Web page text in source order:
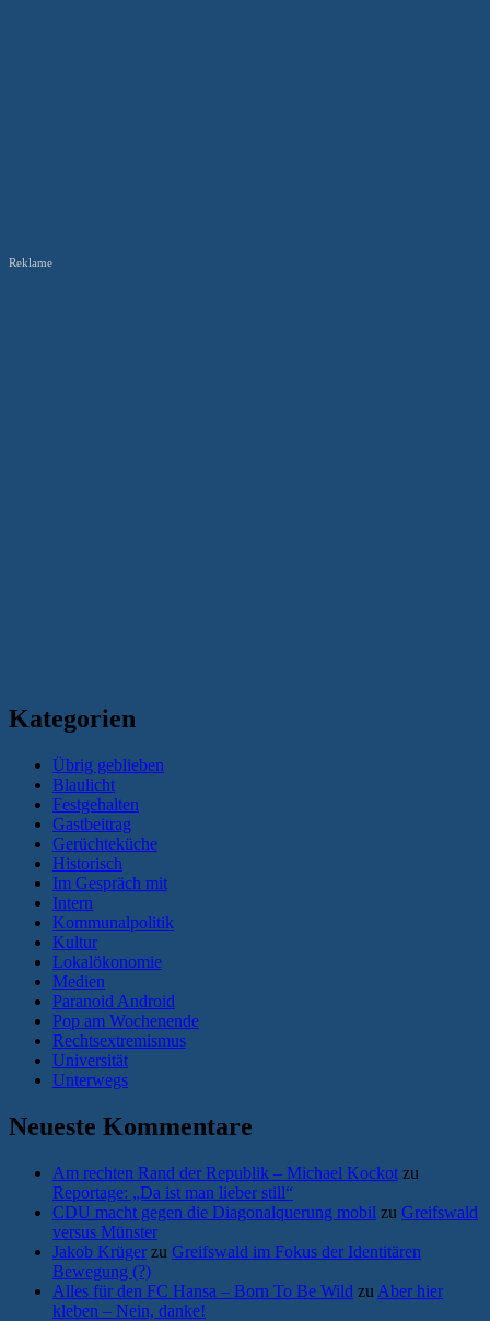
Reklame
Kategorien
Übrig geblieben
Blaulicht
Festgehalten
Gastbeitrag
Gerüchteküche
Historisch
Im Gespräch mit
Intern
Kommunalpolitik
Kultur
Lokalökonomie
Medien
Paranoid Android
Pop am Wochenende
Rechtsextremismus
Universität
Unterwegs
Neueste Kommentare
Am rechten Rand der Republik – Michael Kockot zu
Reportage: „Da ist man lieber still“
CDU macht gegen die Diagonalquerung mobil zu Greifswald
versus Münster
Jakob Krüger zu Greifswald im Fokus der Identitären
Bewegung (?)
Alles für den FC Hansa – Born To Be Wild zu Aber hier
kleben – Nein, danke!